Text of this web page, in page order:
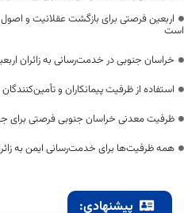
اربعین فرصتی برای بازگشت عقلانیت و
است
خراسان جنوبی در خدمت‌رسانی به زائران
استفاده از ظرفیت پیمانکاران و
ظرفیت معدنی خراسان جنوبی فرصتی برای
همه ظرفیت‌ها برای خدمت‌رسانی ایمن به
پیشنهادی: